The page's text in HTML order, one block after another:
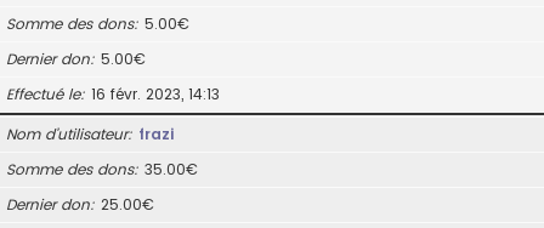
Somme des dons 5.00€
Dernier don 5.00€
Effectué le 16 févr. 2023, 14:13
Nom d’utilisateur frazi
Somme des dons 35.00€
Dernier don 25.00€